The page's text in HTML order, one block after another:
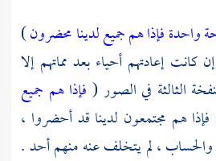
واحدة فإذا هم جميع لدينا محضرون)
إعادتهم أحياء بعد مماتهم إلا
الثالثة في الصور ( فإذا هم جميع
هم مجتمعون لدينا قد أحضروا ،
، لم يتخلف عنه منهم أحد .